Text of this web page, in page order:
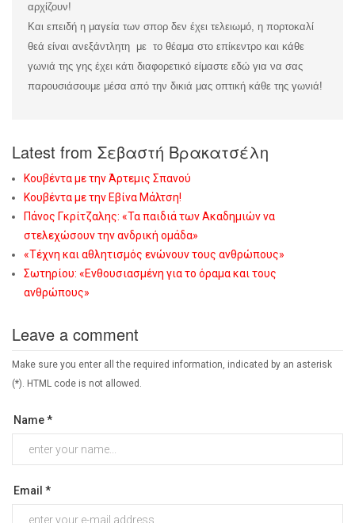
αρχίζουν!
Και επειδή η μαγεία των σπορ δεν έχει τελειωμό, η πορτοκαλί
θεά είναι ανεξάντλητη με το θέαμα στο επίκεντρο και κάθε
γωνιά της γης έχει κάτι διαφορετικό είμαστε εδώ για να σας
παρουσιάσουμε μέσα από την δικιά μας οπτική κάθε της γωνιά!
Latest from Σεβαστή Βρακατσέλη
Κουβέντα με την Άρτεμις Σπανού
Κουβέντα με την Εβίνα Μάλτση!
Πάνος Γκρίτζαλης: «Τα παιδιά των Ακαδημιών να
στελεχώσουν την ανδρική ομάδα»
«Τέχνη και αθλητισμός ενώνουν τους ανθρώπους»
Σωτηρίου: «Eνθουσιασμένη για το όραμα και τους
ανθρώπους»
Leave a comment
Make sure you enter all the required information, indicated by an asterisk
(*). HTML code is not allowed.
Name *
Email *